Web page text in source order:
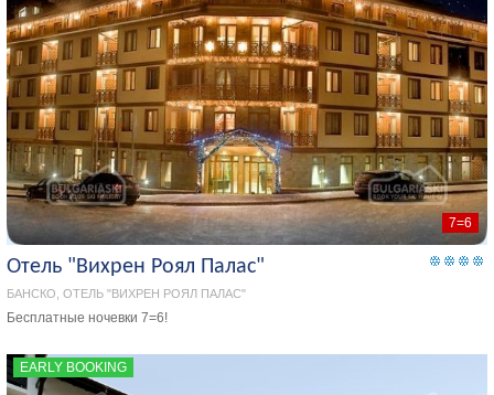
7=6
Отель "Вихрен Роял Палас"
БАНСКО, ОТЕЛЬ "ВИХРЕН РОЯЛ ПАЛАС"
Бесплатные ночевки 7=6!
EARLY BOOKING